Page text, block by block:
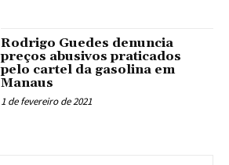
Rodrigo Guedes denuncia
preços abusivos praticados
pelo cartel da gasolina em
Manaus
1 de fevereiro de 2021